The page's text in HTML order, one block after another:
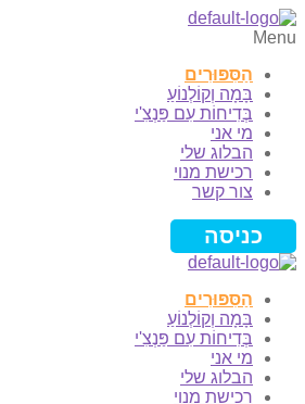
Menu
הַסִּפּוּרִים
בָּמָה וְקוֹלְנוֹעַ
בְּדִיחוֹת עִם פַּנְצִ'י
מי אני
הבלוג שלי
רכישת מנוי
צור קשר
כניסה
הַסִּפּוּרִים
בָּמָה וְקוֹלְנוֹעַ
בְּדִיחוֹת עִם פַּנְצִ'י
מי אני
הבלוג שלי
רכישת מנוי